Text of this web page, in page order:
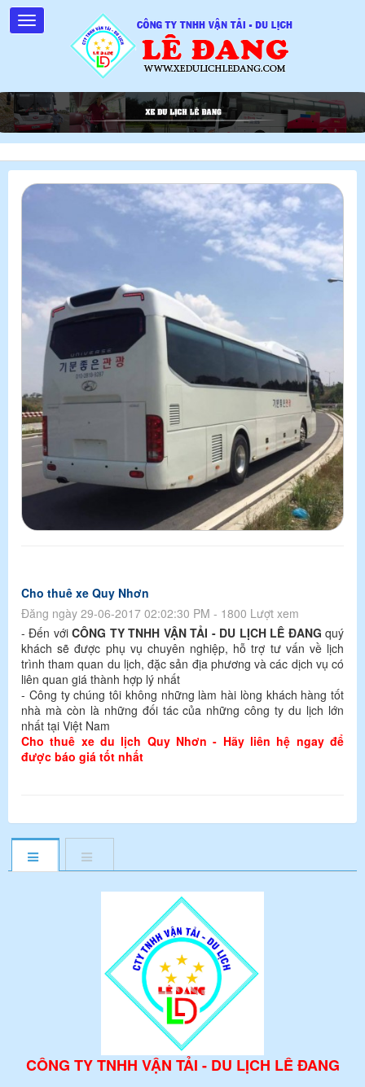
Cho thuê xe Quy Nhơn
Đăng ngày 29-06-2017 02:02:30 PM - 1800 Lượt xem
- Đến vớiCÔNG TY TNHH VẬN TẢI - DU LỊCH LÊ ĐANG quý
khách sẽ được phụ vụ chuyên nghiệp, hỗ trợ tư vấn về lịch
trình tham quan du lịch, đặc sản địa phương và các dịch vụ có
liên quan giá thành hợp lý nhất
- Công ty chúng tôi không những làm hài lòng khách hàng tốt
nhà mà còn là những đối tác của những công ty du lịch lớn
nhất tại Việt Nam
Cho thuê xe du lịch Quy Nhơn - Hãy liên hệ ngay để
được báo giá tốt nhất
CÔNG TY TNHH VẬN TẢI - DU LỊCH LÊ ĐANG